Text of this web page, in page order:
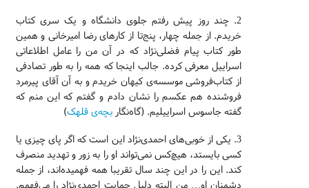
2. چند روز پیش رفتم جلوی دانشگاه و یک سری کتاب
خریدم. از جمله چهار، پنج‌تا از کارهای رضا امیرخانی و همین
طور کتاب پیام فضلی‌نژاد که در آن من را عامل اطلاعاتی
اسراییل معرفی کرده. جالب اینجا که همه را به طور تصادفی
از کتاب‌فروشی موسسه‌ی کیهان خریدم و به آن آقای پیرمرد
فروشنده هم عکسم را نشان دادم و گفتم که این منم که
گفته جاسوس اسراییلیم. (گاه‌نگار بچه‌ی قلهک)
3. یکی از خوبی‌های احمدی‌نژاد این است که اگر پای چیزی یا
کسی بایستد، هیچ‌کس نمی‌تواند او را به زور و تهدید منصرف
کند. این را در این چند سال تقریبا همه فهمیده‌اند، از جمله
دشمنان او… من البته دلیل حمایت احمدی‌نژاد را می‌فهمم.